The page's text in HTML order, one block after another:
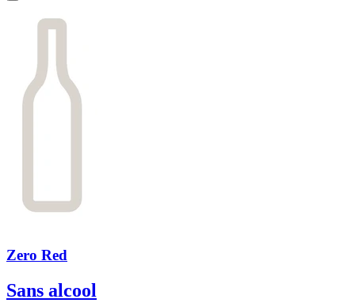
Zero Red
Sans alcool